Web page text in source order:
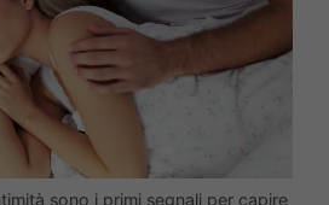
sono i primi segnali per capire